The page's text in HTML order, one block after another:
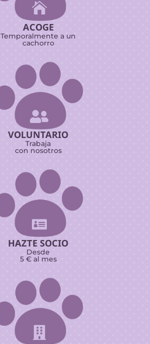

ACOGE
Temporalmente a un
cachorro

VOLUNTARIO
Trabaja
con nosotros

HAZTE SOCIO
Desde
5 € al mes
